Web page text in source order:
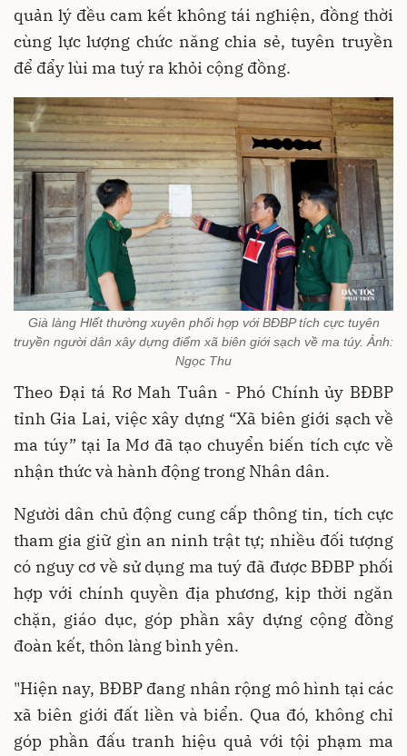
quản lý đều cam kết không tái nghiện, đồng thời
cùng lực lượng chức năng chia sẻ, tuyên truyền
để đẩy lùi ma tuý ra khỏi cộng đồng.
Già làng Hlết thường xuyên phối hợp với BĐBP tích cực tuyên
truyền người dân xây dựng điểm xã biên giới sạch về ma túy. Ảnh:
Ngọc Thu
Theo Đại tá Rơ Mah Tuân - Phó Chính ủy BĐBP
tỉnh Gia Lai, việc xây dựng “Xã biên giới sạch về
ma túy” tại Ia Mơ đã tạo chuyển biến tích cực về
nhận thức và hành động trong Nhân dân.
Người dân chủ động cung cấp thông tin, tích cực
tham gia giữ gìn an ninh trật tự; nhiều đối tượng
có nguy cơ về sử dụng ma tuý đã được BĐBP phối
hợp với chính quyền địa phương, kịp thời ngăn
chặn, giáo dục, góp phần xây dựng cộng đồng
đoàn kết, thôn làng bình yên.
"Hiện nay, BĐBP đang nhân rộng mô hình tại các
xã biên giới đất liền và biển. Qua đó, không chỉ
góp phần đấu tranh hiệu quả với tội phạm ma